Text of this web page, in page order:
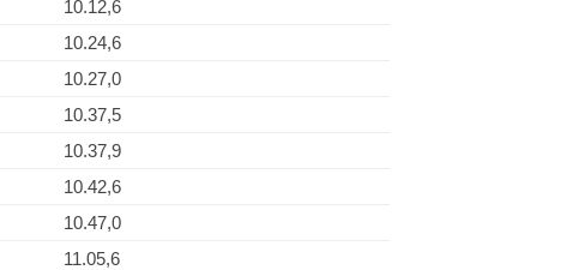
10.12,6
10.24,6
10.27,0
10.37,5
10.37,9
10.42,6
10.47,0
11.05,6